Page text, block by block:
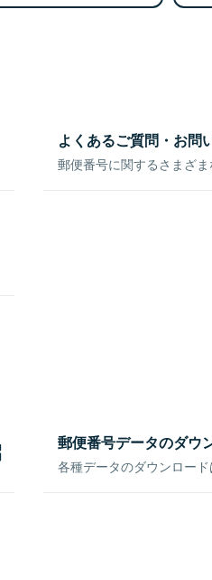
よくあるご質問・お問
郵便番号に関するさまざま
郵便番号データのダウ
各種データのダウンロー